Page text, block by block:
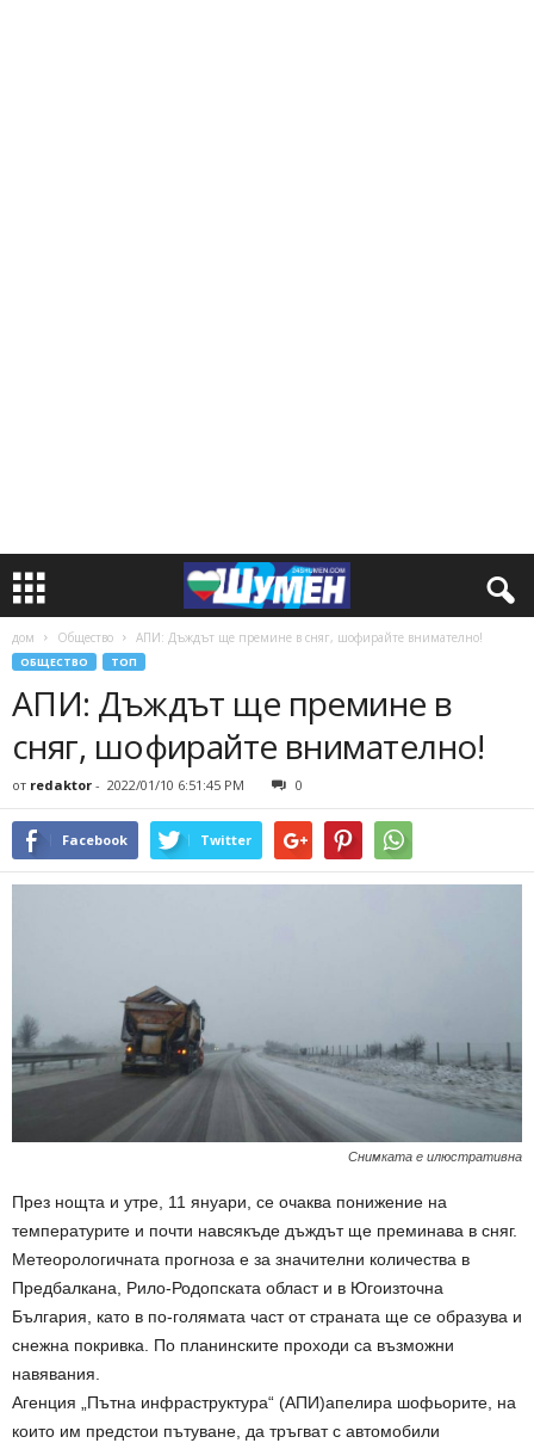
дом Общество АПИ: Дъждът ще премине в сняг, шофирайте внимателно!
ОБЩЕСТВО ТОП
АПИ: Дъждът ще премине в
сняг, шофирайте внимателно!
от redaktor - 2022/01/10 6:51:45 PM 0
Facebook Twitter
Снимката е илюстративна
През нощта и утре, 11 януари, се очаква понижение на
температурите и почти навсякъде дъждът ще преминава в сняг.
Метеорологичната прогноза е за значителни количества в
Предбалкана, Рило-Родопската област и в Югоизточна
България, като в по-голямата част от страната ще се образува и
снежна покривка. По планинските проходи са възможни
навявания.
Агенция „Пътна инфраструктура“ (АПИ)апелира шофьорите, на
които им предстои пътуване, да тръгват с автомобили